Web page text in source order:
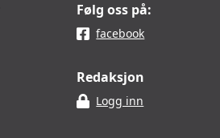
Følg oss på:
facebook
Redaksjon
Logg inn